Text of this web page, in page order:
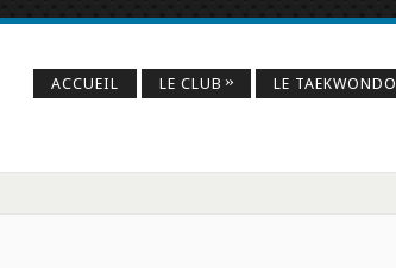
ACCUEIL LE CLUB » LE TAEKWONDO